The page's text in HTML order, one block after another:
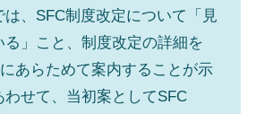
、SFC制度改定について「見
る」こと、制度改定の詳細を
あらためて案内することが示
わせて、当初案としてSFC